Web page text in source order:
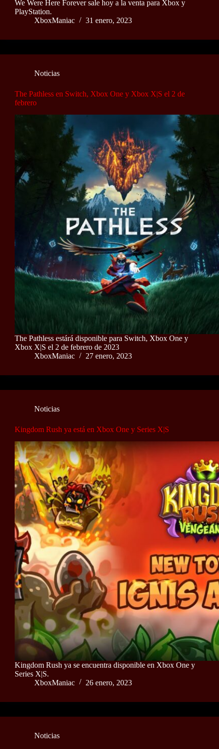
We Were Here Forever sale hoy a la venta para Xbox y
PlayStation.
XboxManiac
31 enero, 2023
Noticias
The Pathless en Switch, Xbox One y Xbox X|S el 2 de
febrero
The Pathless estárá disponible para Switch, Xbox One y
Xbox X|S el 2 de febrero de 2023
XboxManiac
27 enero, 2023
Noticias
Kingdom Rush ya está en Xbox One y Series X|S
Kingdom Rush ya se encuentra disponible en Xbox One y
Series X|S.
XboxManiac
26 enero, 2023
Noticias